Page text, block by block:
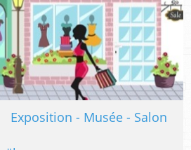
Exposition - Musée - Salon